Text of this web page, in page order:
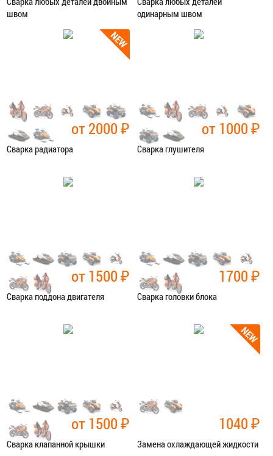
швом
Сварочные работы
одинарным швом
Сварочные работы
от 2000₽
Сварка радиатора
Сварочные работы
от 1000₽
Сварка глушителя
Сварочные работы
от 1500₽
Сварка поддона двигателя
Сварочные работы
1700₽
Сварка головки блока
Сварочные работы
от 1500₽
Сварка клапанной крышки
1040₽
Замена охлаждающей жидкости